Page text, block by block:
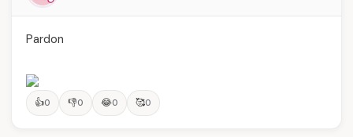
Pardon
👍0 👎0 😂0 🥰0